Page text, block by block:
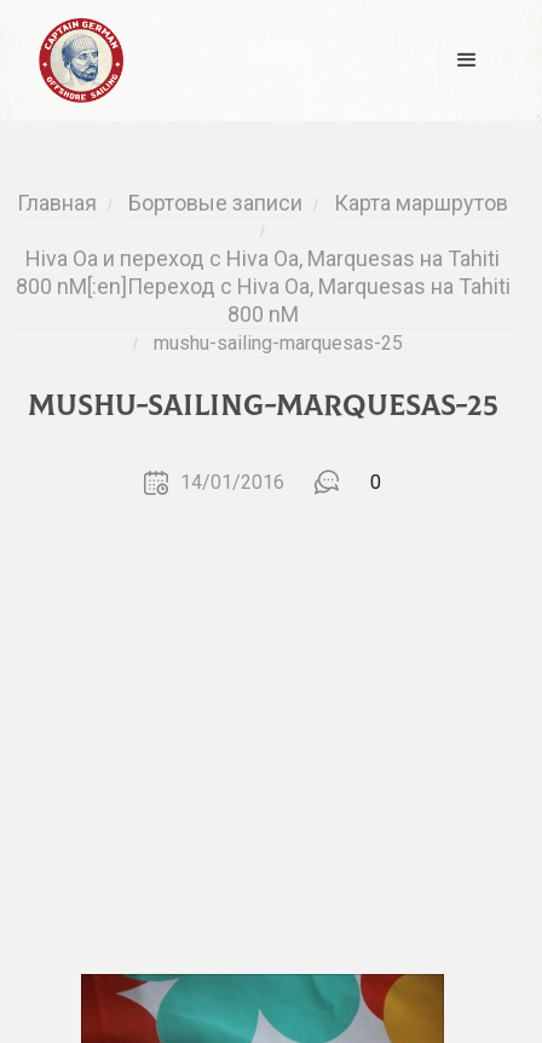
Главная / Бортовые записи / Карта маршрутов
/
Hiva Oa и переход с Hiva Oa, Marquesas на Tahiti
800 nM[:en]Переход с Hiva Oa, Marquesas на Tahiti
800 nM
/ mushu-sailing-marquesas-25
mushu-sailing-marquesas-25
14/01/2016 0